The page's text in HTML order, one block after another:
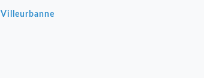
Villeurbanne